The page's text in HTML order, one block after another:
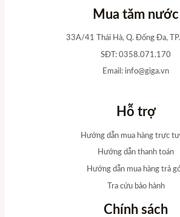
Mua tăm nước
33A/41 Thái Hà, Q. Đống Đa,
SĐT: 0358.071.170
Email: info@giga.vn
Hỗ trợ
Hướng dẫn mua hàng trực
Hướng dẫn thanh toán
Hướng dẫn mua hàng trả
Tra cứu bảo hành
Chính sách